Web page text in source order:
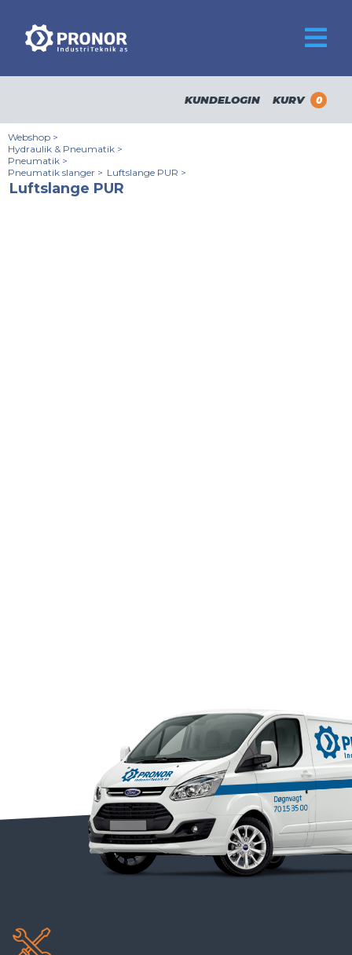
KUNDELOGIN KURV 0
Webshop >
Hydraulik & Pneumatik >
Pneumatik >
Pneumatik slanger > Luftslange PUR >
Luftslange PUR